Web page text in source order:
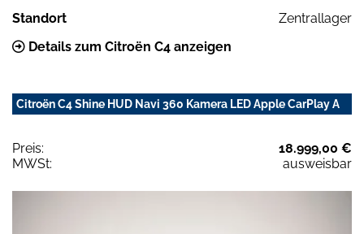
Standort
Zentrallager
Details zum Citroën C4 anzeigen
Citroën C4 Shine HUD Navi 360 Kamera LED Apple CarPlay A
Preis:
18.999,00 €
MWSt:
ausweisbar